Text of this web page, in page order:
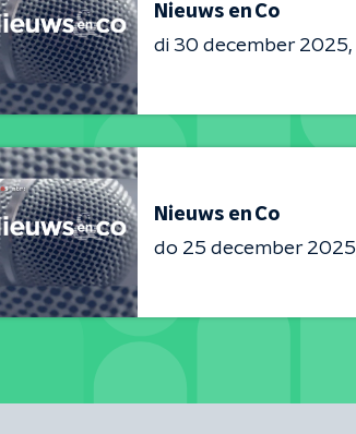
Nieuws en Co
di 30 december 2025
Nieuws en Co
do 25 december 2025